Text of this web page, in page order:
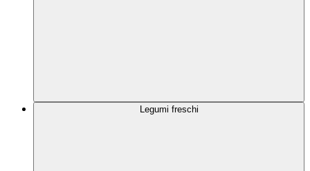
Legumi freschi